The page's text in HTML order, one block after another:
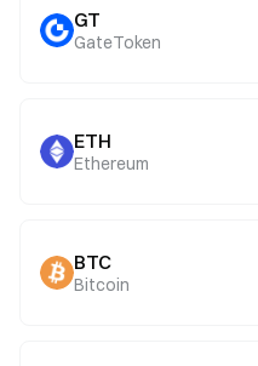
GT
GateToken
ETH
Ethereum
BTC
Bitcoin